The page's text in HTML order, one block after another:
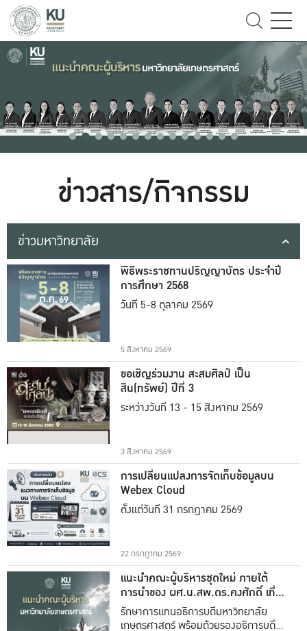
ข่าวสาร/กิจกรรม
ข่าวมหาวิทยาลัย
พิธีพระราชทานปริญญาบัตร ประจำปี
การศึกษา 2568
วันที่ 5-8 ตุลาคม 2569
5 สิงหาคม 2569
ขอเชิญร่วมงาน สะสมศิลป์ เป็น
สิน(ทรัพย์) ปีที่ 3
ระหว่างวันที่ 13 - 15 สิงหาคม 2569
3 สิงหาคม 2569
การเปลี่ยนแปลงการจัดเก็บข้อมูลบน
Webex Cloud
ตั้งแต่วันที่ 31 กรกฎาคม 2569
22 กรกฎาคม 2569
แนะนำคณะผู้บริหารชุดใหม่ ภายใต้
การนำของ ผศ.น.สพ.ดร.คงศักดิ์ เที่ยง
ธรรม
รักษาการแทนอธิการบดีมหาวิทยาลัย
เกษตรศาสตร์ พร้อมด้วยรองอธิการบดีทั้ง